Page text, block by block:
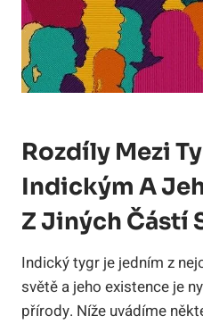
Rozdíly Mezi
Indickým A
Z Jiných Částí
Indický tygr je jedním z
světě a jeho existence je
přírody. Níže uvádíme